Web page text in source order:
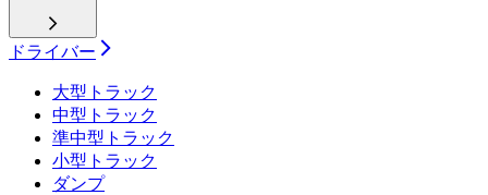
ドライバー
大型トラック
中型トラック
準中型トラック
小型トラック
ダンプ